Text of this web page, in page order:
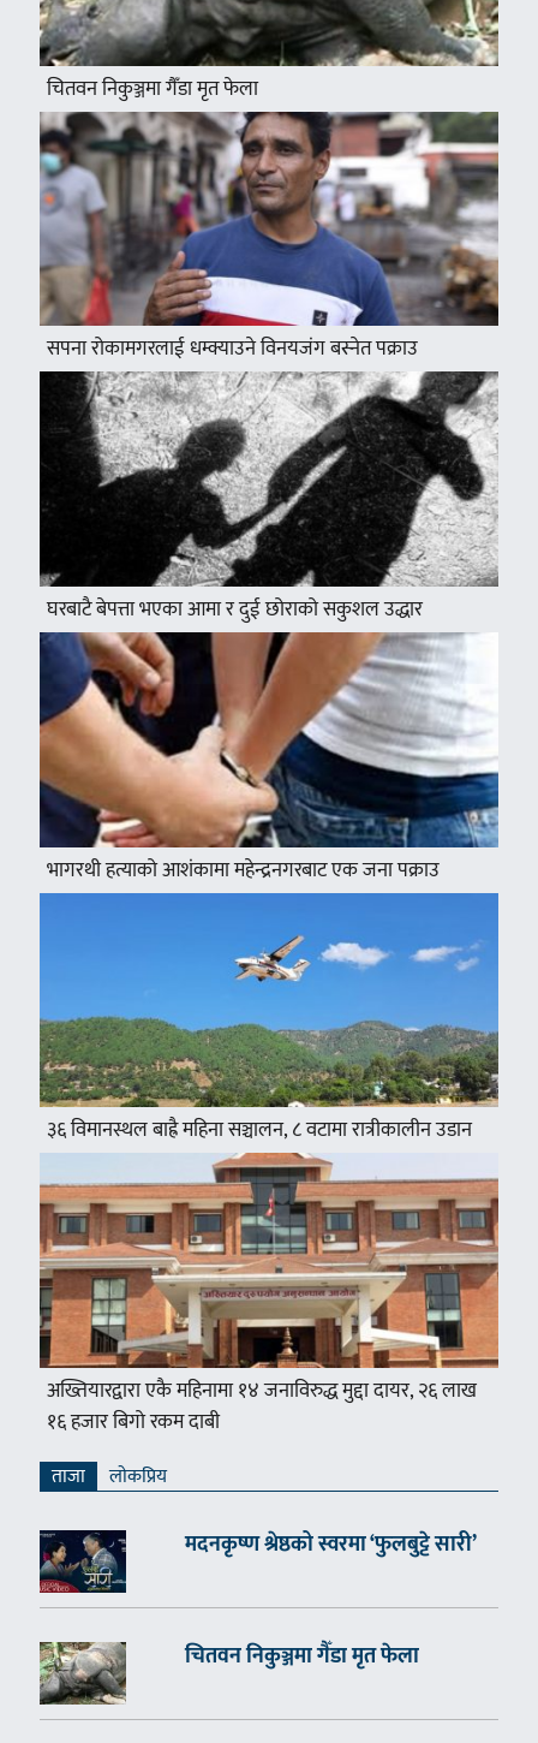
चितवन निकुञ्जमा गैँडा मृत फेला
सपना रोकामगरलाई धम्क्याउने विनयजंग बस्नेत पक्राउ
घरबाटै बेपत्ता भएका आमा र दुई छोराको सकुशल उद्धार
भागरथी हत्याको आशंकामा महेन्द्रनगरबाट एक जना पक्राउ
३६ विमानस्थल बाह्रै महिना सञ्चालन, ८ वटामा रात्रीकालीन उडान
अख्तियारद्वारा एकै महिनामा १४ जनाविरुद्ध मुद्दा दायर, २६ लाख
१६ हजार बिगो रकम दाबी
ताजा लाेकप्रिय
मदनकृष्ण श्रेष्ठको स्वरमा ‘फुलबुट्टे सारी’
चितवन निकुञ्जमा गैँडा मृत फेला